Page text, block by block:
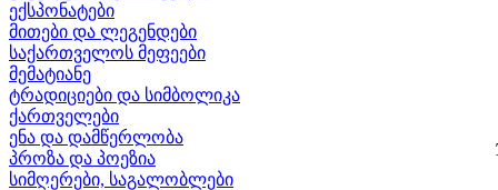
ექსპონატები
მითები და ლეგენდები
საქართველოს მეფეები
მემატიანე
ტრადიციები და სიმბოლიკა
ქართველები
ენა და დამწერლობა
პროზა და პოეზია
სიმღერები, საგალობლები